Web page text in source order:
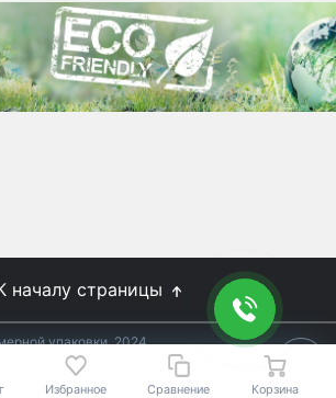
готовые решения от
18-49
началу страницы
упаковки, 2024
офертой.Условия уточняйте у
Избранное Сравнение Корзина